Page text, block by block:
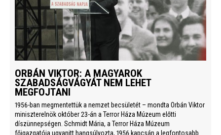
ORBÁN VIKTOR: A MAGYAROK
SZABADSÁGVÁGYÁT NEM LEHET
MEGFOJTANI
1956-ban megmentettük a nemzet becsületét – mondta Orbán Viktor
miniszterelnök október 23-án a Terror Háza Múzeum előtti
díszünnepségen. Schmidt Mária, a Terror Háza Múzeum
főigazgatója ugyanitt hangsúlyozta, 1956 kapcsán a legfontosabb